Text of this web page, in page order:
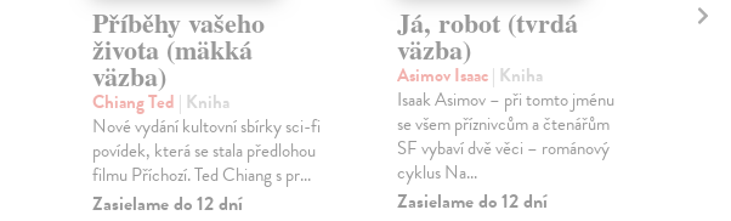
Příběhy vašeho
života (mäkká
väzba)
Chiang Ted | Kniha
Nové vydání kultovní sbírky sci-fi
povídek, která se stala předlohou
filmu Příchozí. Ted Chiang s pr...
Zasielame do 12 dní
Já, robot (tvrdá
väzba)
Asimov Isaac| Kniha
Isaak Asimov – při tomto jménu
se všem příznivcům a čtenářům
SF vybaví dvě věci – románový
cyklus Na...
Zasielame do 12 dní